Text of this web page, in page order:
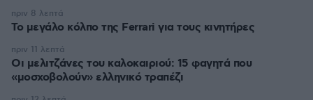
Το μεγάλο κόλπο της Ferrari για τους κινητήρες
πριν 8 λεπτά
Οι μελιτζάνες του καλοκαιριού: 15 φαγητά που
«μοσχοβολούν» ελληνικό τραπέζι
πριν 11 λεπτά